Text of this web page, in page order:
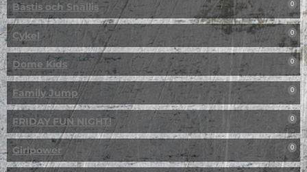
Bästis och Snällis 0
Cykel 0
Dome Kids 0
Family Jump 0
FRIDAY FUN NIGHT! 0
Girlpower 0